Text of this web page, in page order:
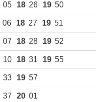
05 18 26 19 50
06 18 27 19 51
07 18 28 19 52
10 18 31 19 55
33 19 57
37 20 01